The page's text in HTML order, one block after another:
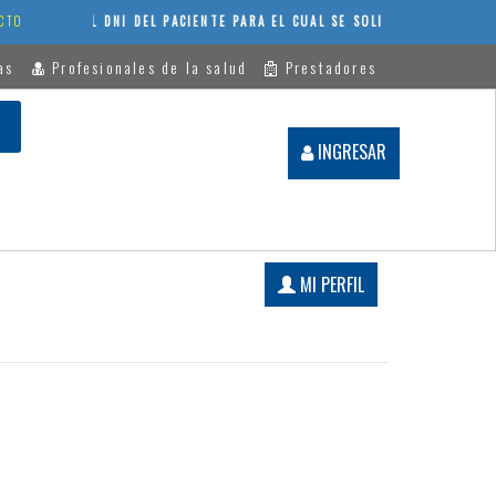
Profesionales de la salud Prestadores
MANO EL DNI DEL PACIENTE PARA EL CUAL SE SOLICITA EL TURNO.
INGRESAR
MI PERFIL